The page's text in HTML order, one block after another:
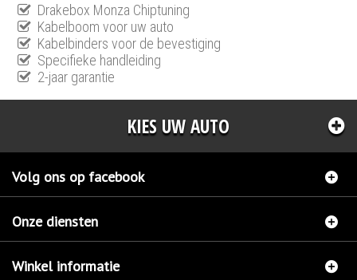
Drakebox Monza Chiptuning
Kabelboom voor uw auto
Kabelbinders voor de bevestiging
Specifieke handleiding
2-jaar garantie
KIES UW AUTO
Volg ons op facebook
Onze diensten
Winkel informatie